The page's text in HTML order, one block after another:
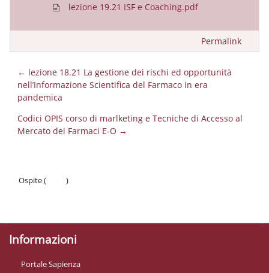
lezione 19.21 ISF e Coaching.pdf
Permalink
← lezione 18.21 La gestione dei rischi ed opportunità
nell’Informazione Scientifica del Farmaco in era
pandemica
Codici OPIS corso di marlketing e Tecniche di Accesso al
Mercato dei Farmaci E-O →
Ospite (
)
Informazioni
Portale Sapienza